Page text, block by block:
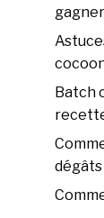
Batch
dégâts